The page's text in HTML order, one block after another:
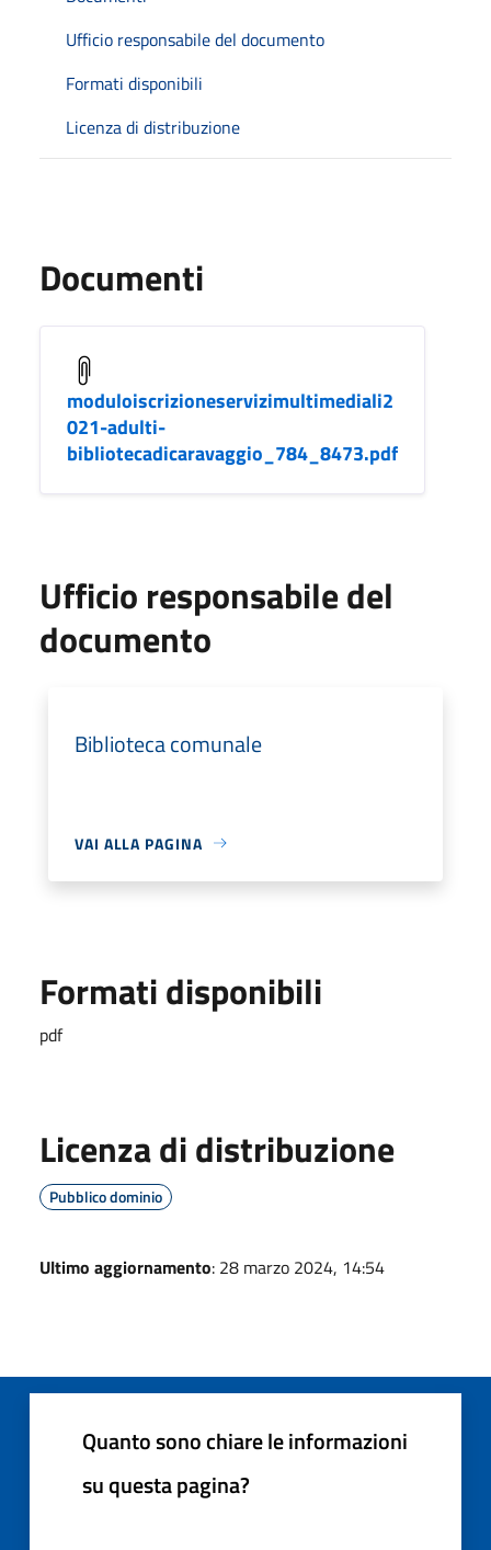
Ufficio responsabile del documento
Formati disponibili
Licenza di distribuzione
Documenti
moduloiscrizioneservizimultimediali2
021-adulti-
bibliotecadicaravaggio_784_8473.pdf
Ufficio responsabile del
documento
Biblioteca comunale
VAI ALLA PAGINA
Formati disponibili
pdf
Licenza di distribuzione
Pubblico dominio
Ultimo aggiornamento: 28 marzo 2024, 14:54
Quanto sono chiare le informazioni
su questa pagina?